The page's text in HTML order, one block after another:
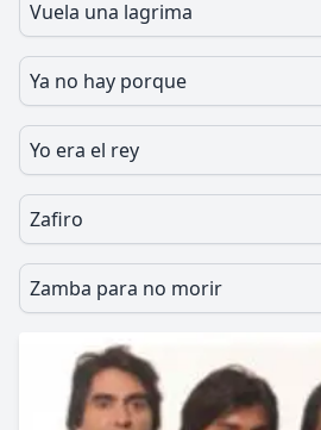
Vuela una lagrima
Ya no hay porque
Yo era el rey
Zafiro
Zamba para no morir